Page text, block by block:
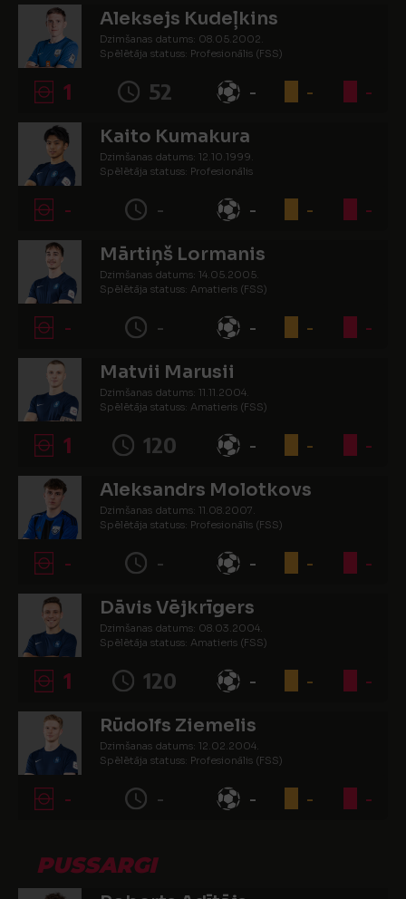
Aleksejs Kudeļkins
Dzimšanas datums: 08.05.2002.
Spēlētāja statuss: Profesionālis (FSS)
1 52 - - -
Kaito Kumakura
Dzimšanas datums: 12.10.1999.
Spēlētāja statuss: Profesionālis
- - - - -
Mārtiņš Lormanis
Dzimšanas datums: 14.05.2005.
Spēlētāja statuss: Amatieris (FSS)
- - - - -
Matvii Marusii
Dzimšanas datums: 11.11.2004.
Spēlētāja statuss: Amatieris (FSS)
1 120 - - -
Aleksandrs Molotkovs
Dzimšanas datums: 11.08.2007.
Spēlētāja statuss: Profesionālis (FSS)
- - - - -
Dāvis Vējkrīgers
Dzimšanas datums: 08.03.2004.
Spēlētāja statuss: Amatieris (FSS)
1 120 - - -
Rūdolfs Ziemelis
Dzimšanas datums: 12.02.2004.
Spēlētāja statuss: Profesionālis (FSS)
- - - - -
PUSSARGI